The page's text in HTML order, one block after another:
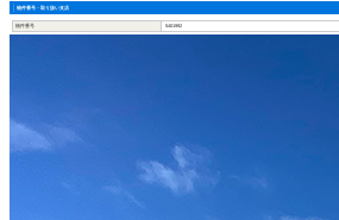
物件番号・取り扱い支店
物件番号 5401992